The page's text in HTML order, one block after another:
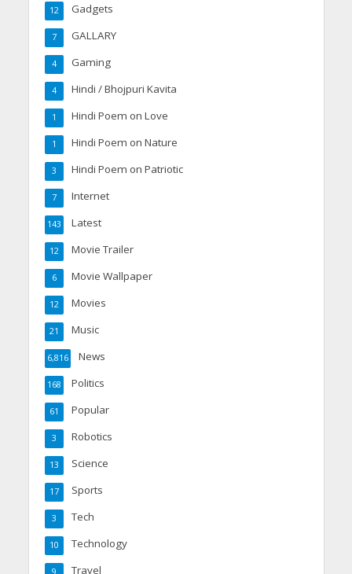
Gadgets
12
GALLARY
7
Gaming
4
Hindi / Bhojpuri Kavita
4
Hindi Poem on Love
1
Hindi Poem on Nature
1
Hindi Poem on Patriotic
3
Internet
7
Latest
143
Movie Trailer
12
Movie Wallpaper
6
Movies
12
Music
21
News
6,816
Politics
168
Popular
61
Robotics
3
Science
13
Sports
17
Tech
3
Technology
10
Travel
9